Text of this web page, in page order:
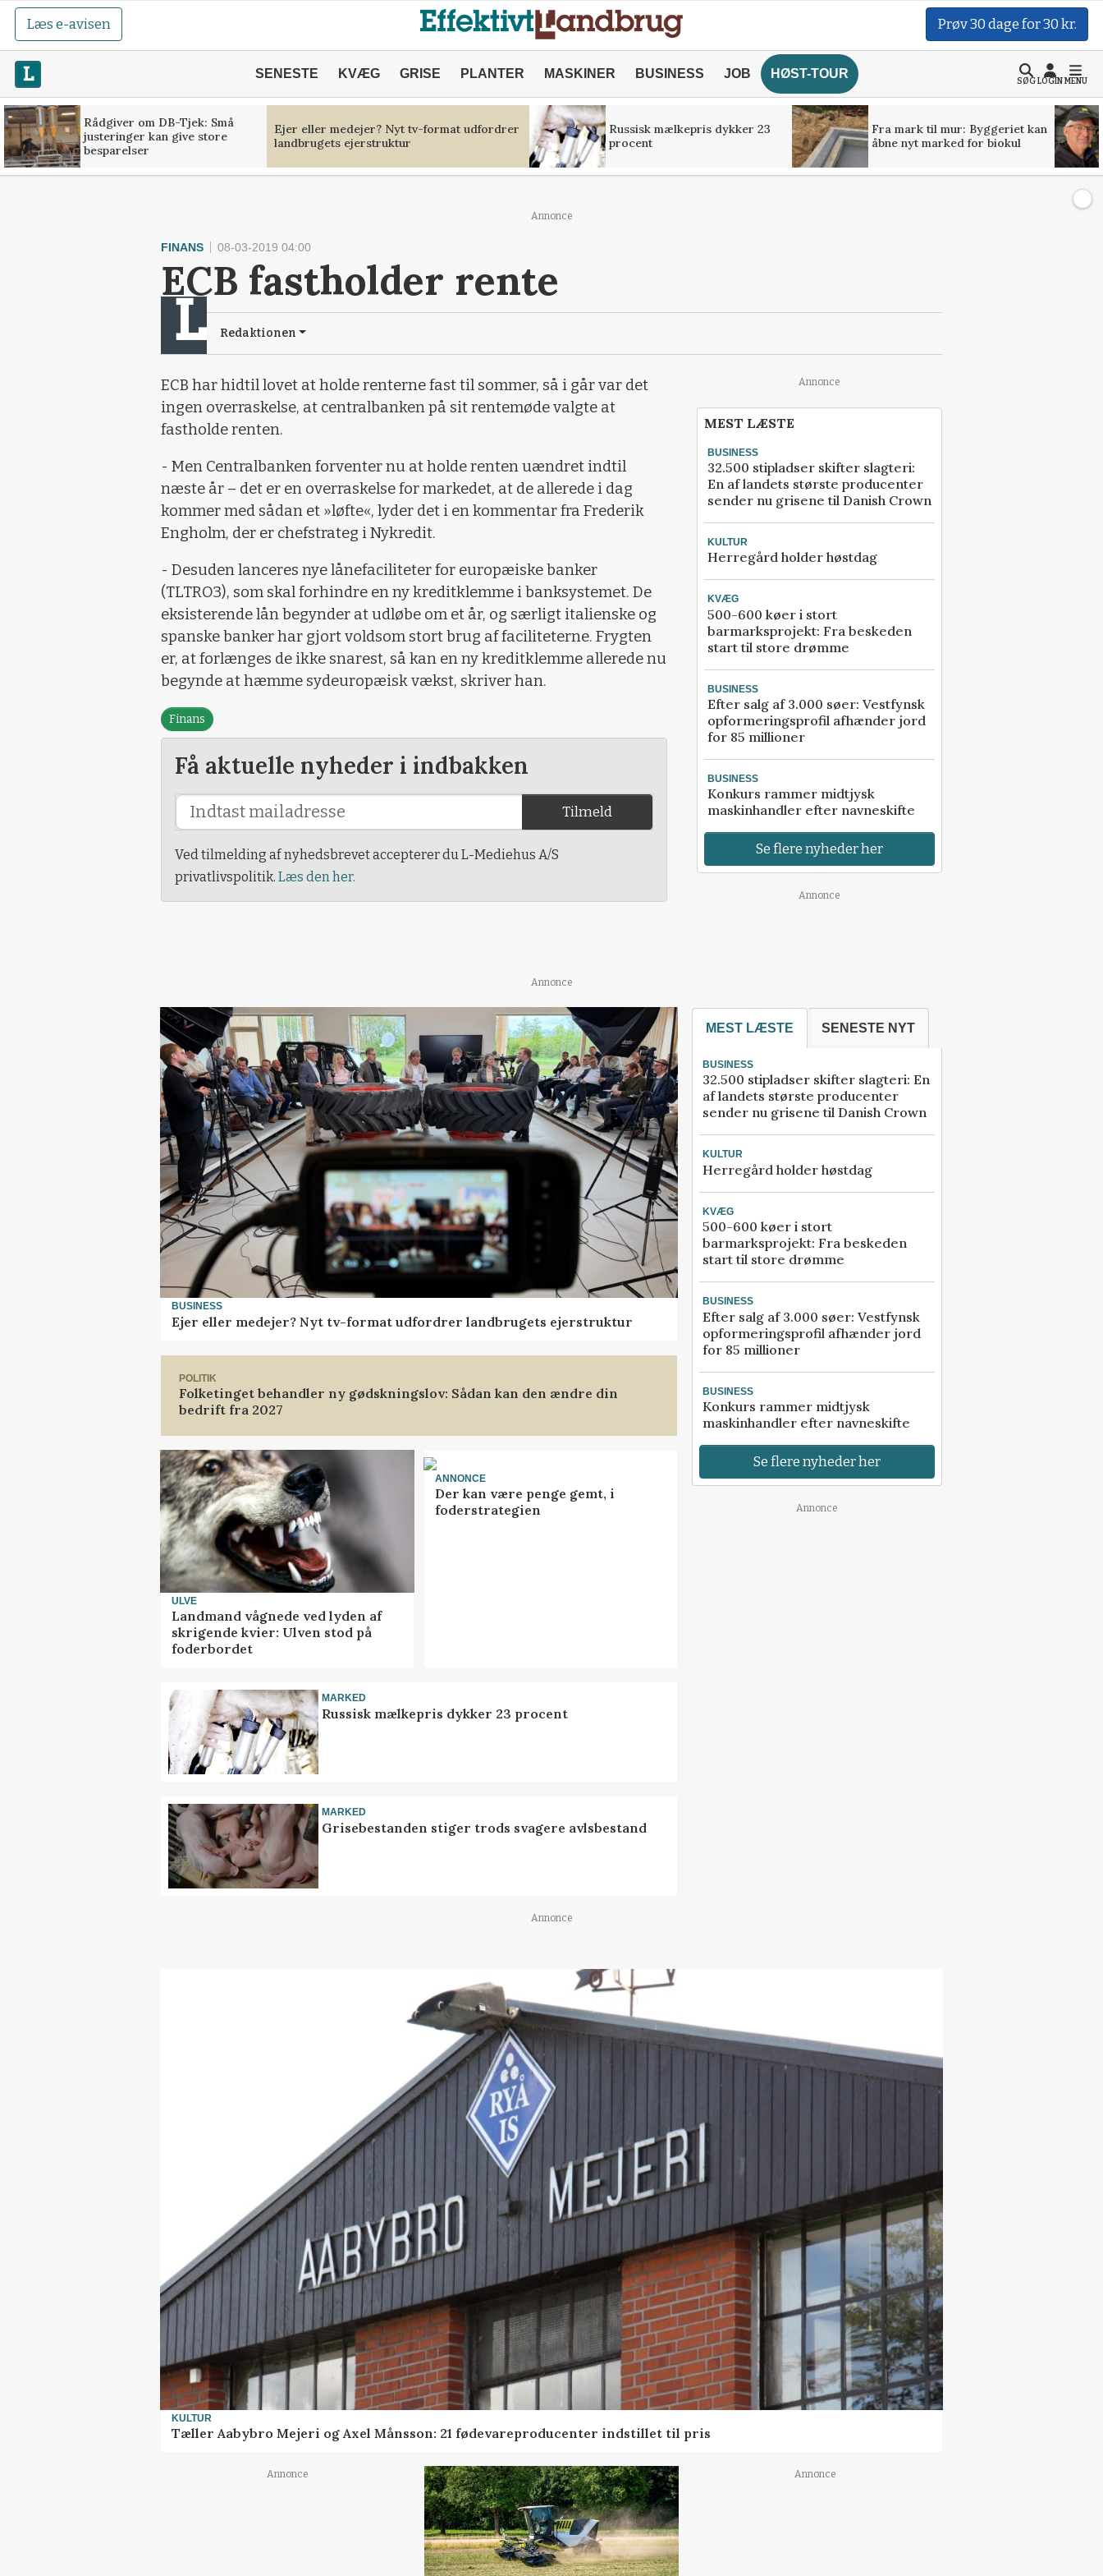
Læs e-avisen Prøv 30 dage for 30 kr.
SENESTE KVÆG GRISE PLANTER MASKINER BUSINESS JOB HØST-TOUR
SØGLOGINMENU
Rådgiver om DB-Tjek: Små
justeringer kan give store
besparelser
Ejer eller medejer? Nyt tv-format udfordrer
landbrugets ejerstruktur
Russisk mælkepris dykker 23
procent
Fra mark til mur: Byggeriet kan
åbne nyt marked for biokul
Annonce
FINANS 08-03-2019 04:00
ECB fastholder rente
Redaktionen
ECB har hidtil lovet at holde renterne fast til sommer, så i går var det
ingen overraskelse, at centralbanken på sit rentemøde valgte at
fastholde renten.
- Men Centralbanken forventer nu at holde renten uændret indtil
næste år – det er en overraskelse for markedet, at de allerede i dag
kommer med sådan et »løfte«, lyder det i en kommentar fra Frederik
Engholm, der er chefstrateg i Nykredit.
- Desuden lanceres nye lånefaciliteter for europæiske banker
(TLTRO3), som skal forhindre en ny kreditklemme i banksystemet. De
eksisterende lån begynder at udløbe om et år, og særligt italienske og
spanske banker har gjort voldsom stort brug af faciliteterne. Frygten
er, at forlænges de ikke snarest, så kan en ny kreditklemme allerede nu
begynde at hæmme sydeuropæisk vækst, skriver han.
Finans
Få aktuelle nyheder i indbakken
Tilmeld
Ved tilmelding af nyhedsbrevet accepterer du L-Mediehus A/S
privatlivspolitik. Læs den her.
Annonce
MEST LÆSTE
BUSINESS
32.500 stipladser skifter slagteri:
En af landets største producenter
sender nu grisene til Danish Crown
KULTUR
Herregård holder høstdag
KVÆG
500-600 køer i stort
barmarksprojekt: Fra beskeden
start til store drømme
BUSINESS
Efter salg af 3.000 søer: Vestfynsk
opformeringsprofil afhænder jord
for 85 millioner
BUSINESS
Konkurs rammer midtjysk
maskinhandler efter navneskifte
Se flere nyheder her
Annonce
Annonce
BUSINESS
Ejer eller medejer? Nyt tv-format udfordrer landbrugets ejerstruktur
POLITIK
Folketinget behandler ny gødskningslov: Sådan kan den ændre din
bedrift fra 2027
ULVE
Landmand vågnede ved lyden af
skrigende kvier: Ulven stod på
foderbordet
ANNONCE
Der kan være penge gemt, i
foderstrategien
MARKED
Russisk mælkepris dykker 23 procent
MARKED
Grisebestanden stiger trods svagere avlsbestand
MEST LÆSTE SENESTE NYT
BUSINESS
32.500 stipladser skifter slagteri: En
af landets største producenter
sender nu grisene til Danish Crown
KULTUR
Herregård holder høstdag
KVÆG
500-600 køer i stort
barmarksprojekt: Fra beskeden
start til store drømme
BUSINESS
Efter salg af 3.000 søer: Vestfynsk
opformeringsprofil afhænder jord
for 85 millioner
BUSINESS
Konkurs rammer midtjysk
maskinhandler efter navneskifte
Se flere nyheder her
Annonce
Annonce
KULTUR
Tæller Aabybro Mejeri og Axel Månsson: 21 fødevareproducenter indstillet til pris
Annonce Annonce